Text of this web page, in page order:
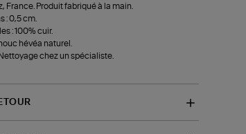
France. Produit fabriqué à la main.
: 0,5 cm.
: 100% cuir.
hévéa naturel.
Nettoyage chez un spécialiste.